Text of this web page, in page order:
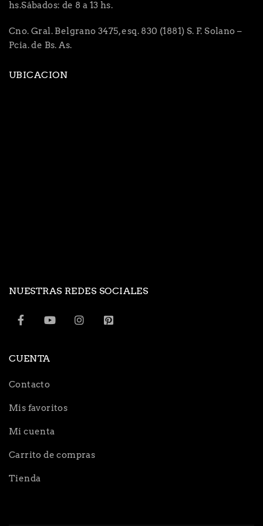
hs.Sábados: de 8 a 13 hs.
Cno. Gral. Belgrano 3475, esq. 830 (1881) S. F. Solano –
Pcia. de Bs. As.
UBICACION
NUESTRAS REDES SOCIALES
CUENTA
Contacto
Mis favoritos
Mi cuenta
Carrito de compras
Tienda